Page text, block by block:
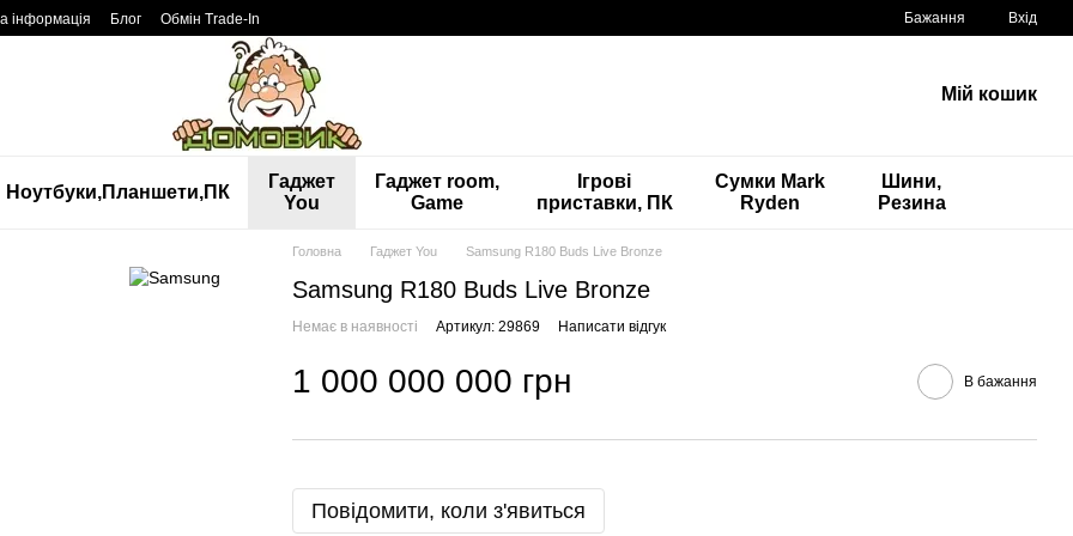
інформація Блог Обмін Trade-In Бажання Вхід
Мій кошик
Ноутбуки,Планшети,ПК
Гаджет
You
Гаджет room,
Game
Ігрові
приставки, ПК
Сумки Mark
Ryden
Шини,
Резина
Головна Гаджет You Samsung R180 Buds Live Bronze
Samsung R180 Buds Live Bronze
Немає в наявності Артикул: 29869 Написати відгук
1 000 000 000 грн В бажання
Повідомити, коли з'явиться